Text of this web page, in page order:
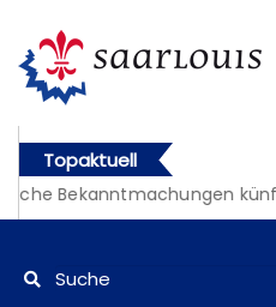
Topaktuell
Bekanntmachungen